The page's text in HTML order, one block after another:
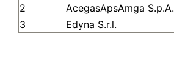
2
AcegasApsAmga S.p.A.
3
Edyna S.r.l.